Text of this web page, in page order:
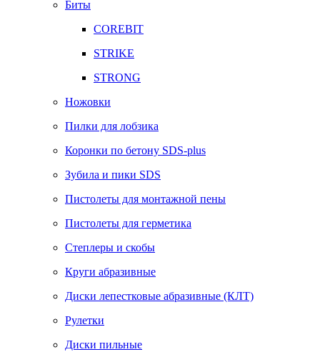
Биты
COREBIT
STRIKE
STRONG
Ножовки
Пилки для лобзика
Коронки по бетону SDS-plus
Зубила и пики SDS
Пистолеты для монтажной пены
Пистолеты для герметика
Степлеры и скобы
Круги абразивные
Диски лепестковые абразивные (КЛТ)
Рулетки
Диски пильные